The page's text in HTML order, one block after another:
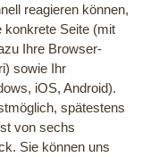
reagieren können,
konkrete Seite (mit
Ihre Browser-
sowie Ihr
iOS, Android).
spätestens
von sechs
Sie können uns